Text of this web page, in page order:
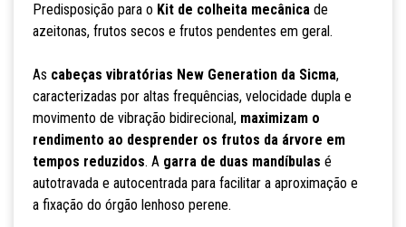
Predisposição para o Kit de colheita mecânicade
azeitonas, frutos secos e frutos pendentes em geral.
As cabeças vibratórias New Generation da Sicma,
caracterizadas por altas frequências, velocidade dupla e
movimento de vibração bidirecional, maximizam o
rendimento ao desprender os frutos da árvore em
tempos reduzidos. A garra de duas mandíbulas é
autotravada e autocentrada para facilitar a aproximação e
a fixação do órgão lenhoso perene.